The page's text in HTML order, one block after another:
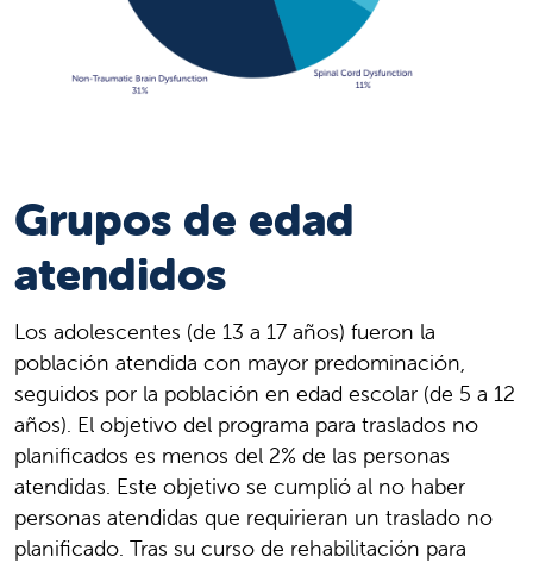
Grupos de edad
atendidos
Los adolescentes (de 13 a 17 años) fueron la
población atendida con mayor predominación,
seguidos por la población en edad escolar (de 5 a 12
años). El objetivo del programa para traslados no
planificados es menos del 2% de las personas
atendidas. Este objetivo se cumplió al no haber
personas atendidas que requirieran un traslado no
planificado. Tras su curso de rehabilitación para